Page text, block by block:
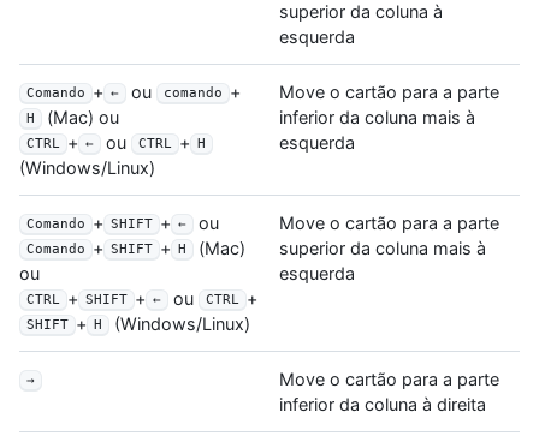
superior da coluna à
esquerda
Comando + ← ou comando +
H (Mac) ou
CTRL + ← ou CTRL + H
(Windows/Linux)
Move o cartão para a parte
inferior da coluna mais à
esquerda
Comando + SHIFT + ← ou
Comando + SHIFT + H
(Mac)
ou
CTRL + SHIFT + ← ou CTRL +
SHIFT + H (Windows/Linux)
Move o cartão para a parte
superior da coluna mais à
esquerda
→
Move o cartão para a parte
inferior da coluna à direita